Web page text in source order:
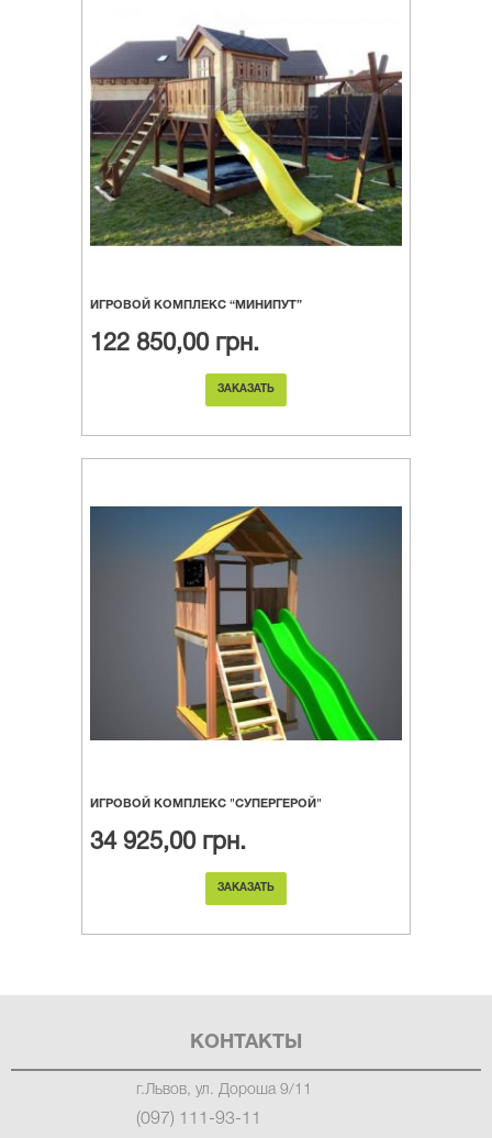
ИГРОВОЙ КОМПЛЕКС “МИНИПУТ”
122 850,00 грн.
ЗАКАЗАТЬ
ИГРОВОЙ КОМПЛЕКС "СУПЕРГЕРОЙ"
34 925,00 грн.
ЗАКАЗАТЬ
КОНТАКТЫ
г.Львов, ул. Дороша 9/11
(097) 111-93-11